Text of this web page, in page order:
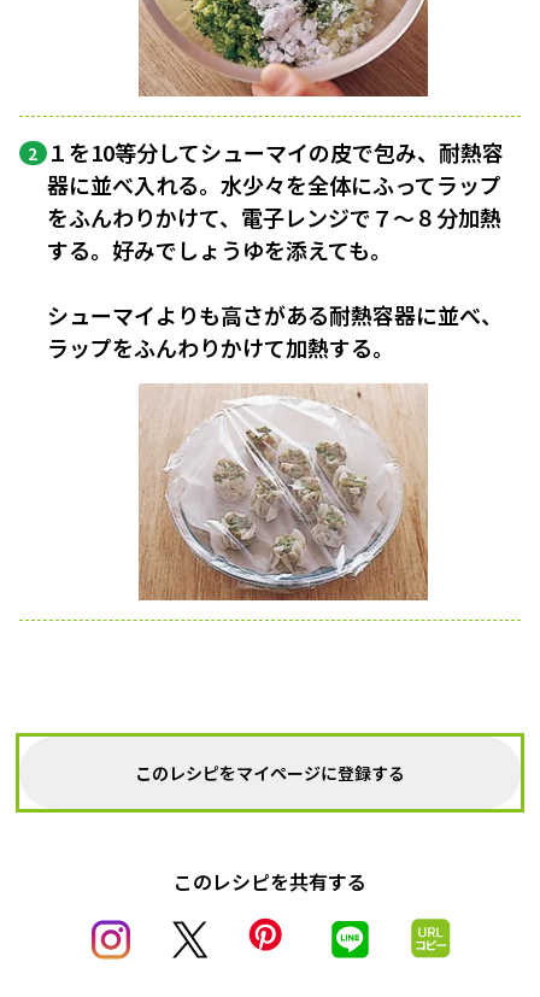
2 １を10等分してシューマイの皮で包み、耐熱容
器に並べ入れる。水少々を全体にふってラップ
をふんわりかけて、電子レンジで７〜８分加熱
する。好みでしょうゆを添えても。
シューマイよりも高さがある耐熱容器に並べ、
ラップをふんわりかけて加熱する。
このレシピをマイページに登録する
このレシピを共有する